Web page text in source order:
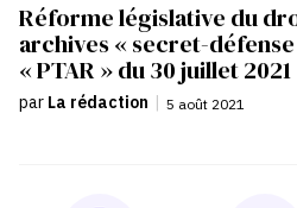
Réforme législative du
archives « secret-
« PTAR » du 30 juillet 2021
par La rédaction 5 août 2021